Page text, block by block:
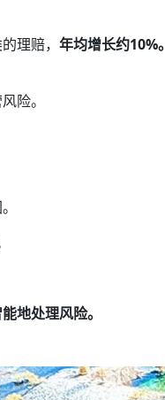
理赔， 年均增长约10%。
险。
地处理风险。